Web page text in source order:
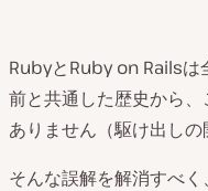
RubyとRuby on Railsは
前と共通した歴史から
ありません（駆け出しの
そんな誤解を解消すべ